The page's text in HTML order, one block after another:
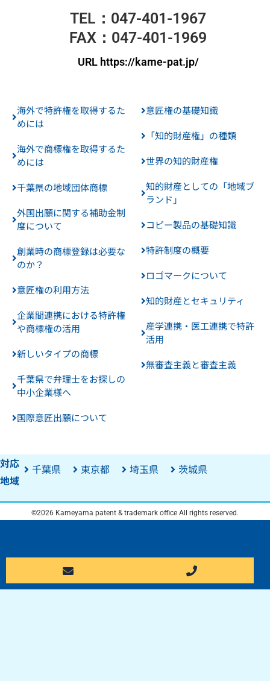
TEL：047-401-1967
FAX：047-401-1969
URL https://kame-pat.jp/
海外で特許権を取得するた
めには
海外で商標権を取得するた
めには
千葉県の地域団体商標
外国出願に関する補助金制
度について
創業時の商標登録は必要な
のか？
意匠権の利用方法
企業間連携における特許権
や商標権の活用
新しいタイプの商標
千葉県で弁理士をお探しの
中小企業様へ
国際意匠出願について
意匠権の基礎知識
「知的財産権」の種類
世界の知的財産権
知的財産としての「地域ブ
ランド」
コピー製品の基礎知識
特許制度の概要
ロゴマークについて
知的財産とセキュリティ
産学連携・医工連携で特許
活用
無審査主義と審査主義
対応
地域
千葉県 東京都 埼玉県 茨城県
©2026 Kameyama patent & trademark office All rights reserved.